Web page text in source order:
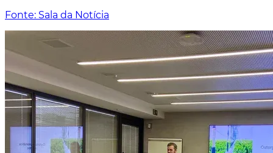
Fonte: Sala da Notícia